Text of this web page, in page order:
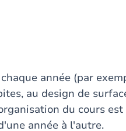
année (par
au design de
du cours
année à l'autre.